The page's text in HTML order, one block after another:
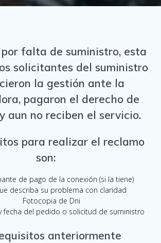
por falta de suministro, esta
solicitantes del suministro
la gestión ante la
pagaron el derecho de
aun no reciben el servicio.
para realizar el reclamo
son:
de pago de la conexión (si la tiene)
describa su problema con claridad
Fotocopia de Dni
fecha del pedido o solicitud de suministro
anteriormente